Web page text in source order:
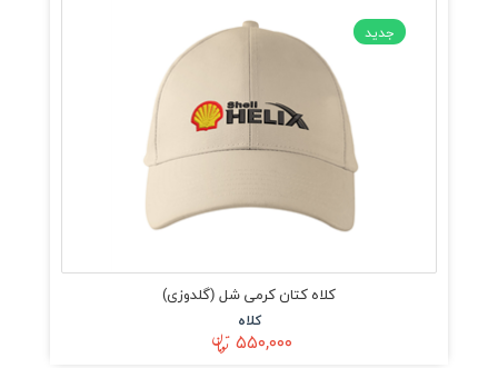
جدید
کلاه کتان کرمی شل (گلدوزی)
کلاه
۵۵۰,۰۰۰